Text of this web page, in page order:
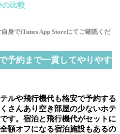
の比較
身でiTunes App Storeにてご確認くだ
予約まで一貫してやりやす
ルや飛行機代も格安で予約する
さんあり空き部屋の少ないホテ
す。宿泊と飛行機代がセットに
額オフになる宿泊施設もあるの